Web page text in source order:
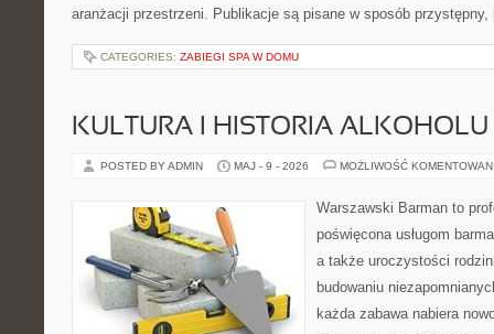
aranżacji przestrzeni. Publikacje są pisane w sposób
CATEGORIES: ZABIEGI SPA W DOMU
KULTURA I HISTORIA ALKOHOLU
POSTED BY ADMIN MAJ - 9 - 2026 MOŻLIWOŚĆ
Warszawski Barman to
poświęcona usługom
a także uroczystości
budowaniu
każda zabawa nabiera